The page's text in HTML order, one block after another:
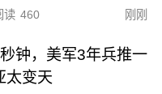
读 460 刚刚
钟，美军3年兵推一
太变天